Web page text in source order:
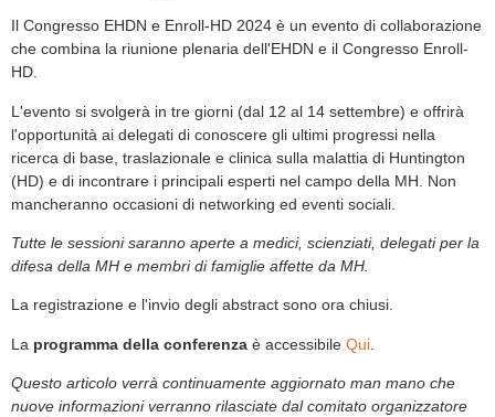
Il Congresso EHDN e Enroll-HD 2024 è un evento di collaborazione
che combina la riunione plenaria dell'EHDN e il Congresso Enroll-
HD.
L'evento si svolgerà in tre giorni (dal 12 al 14 settembre) e offrirà
l'opportunità ai delegati di conoscere gli ultimi progressi nella
ricerca di base, traslazionale e clinica sulla malattia di Huntington
(HD) e di incontrare i principali esperti nel campo della MH. Non
mancheranno occasioni di networking ed eventi sociali.
Tutte le sessioni saranno aperte a medici, scienziati, delegati per la
difesa della MH e membri di famiglie affette da MH.
La registrazione e l'invio degli abstract sono ora chiusi.
La programma della conferenza è accessibile Qui
Questo articolo verrà continuamente aggiornato man mano che
nuove informazioni verranno rilasciate dal comitato organizzatore